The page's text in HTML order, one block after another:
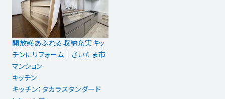
開放感あふれる収納充実キッ
チンにリフォーム｜さいたま市
マンション
キッチン
キッチン：タカラスタンダード